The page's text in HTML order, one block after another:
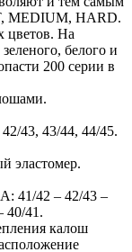
MEDIUM, HARD.
цветов. На
белого и
200 серии в
43, 43/44, 44/45.
эластомер.
41/42 – 42/43 –
40/41.
калош